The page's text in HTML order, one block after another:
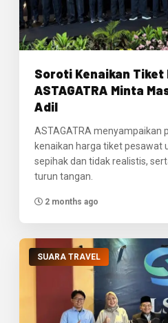
Soroti Kenaikan Tiket
ASTAGATRA Minta
Adil
ASTAGATRA menyampaikan
kenaikan harga tiket pesawat
sepihak dan tidak realistis,
turun tangan.
2 months ago
SUARA TRAVEL